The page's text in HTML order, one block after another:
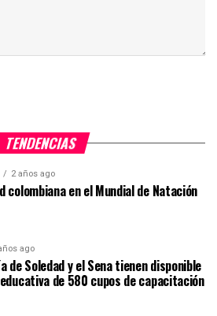
TENDENCIAS
2 años ago
colombiana en el Mundial de Natación
ago
de Soledad y el Sena tienen disponible
de 580 cupos de capacitación